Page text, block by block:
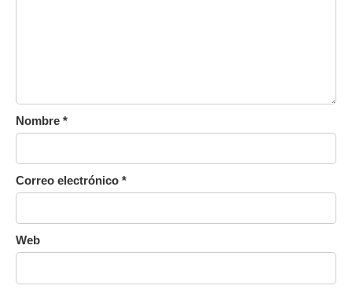
Nombre *
Correo electrónico *
Web